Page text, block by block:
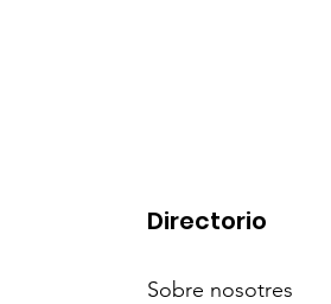
Directorio
Sobre nosotres